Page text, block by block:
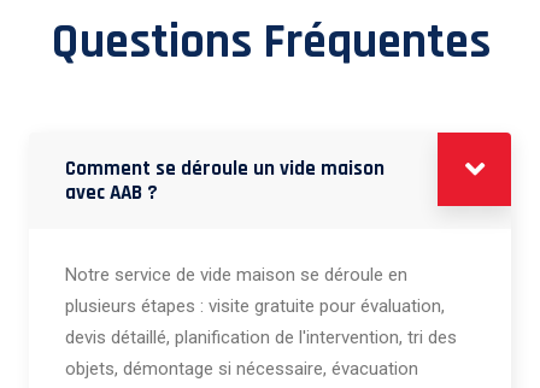
Questions Fréquentes
Comment se déroule un vide maison
avec AAB ?
Notre service de vide maison se déroule en
plusieurs étapes : visite gratuite pour évaluation,
devis détaillé, planification de l'intervention, tri des
objets, démontage si nécessaire, évacuation